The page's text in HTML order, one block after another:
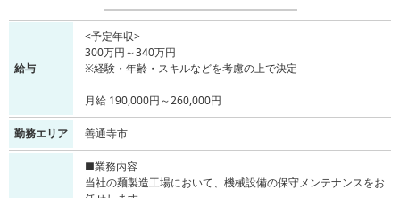
給与
<予定年収>
300万円～340万円
※経験・年齢・スキルなどを考慮の上で決定
月給 190,000円～260,000円
勤務エリア 善通寺市
■業務内容
当社の麺製造工場において、機械設備の保守メンテナンスをお